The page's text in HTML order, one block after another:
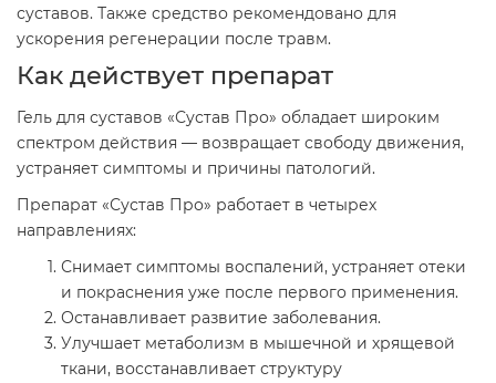
суставов. Также средство рекомендовано для
ускорения регенерации после травм.
Как действует препарат
Гель для суставов «Сустав Про» обладает широким
спектром действия — возвращает свободу движения,
устраняет симптомы и причины патологий.
Препарат «Сустав Про» работает в четырех
направлениях:
Снимает симптомы воспалений, устраняет отеки
и покраснения уже после первого применения.
Останавливает развитие заболевания.
Улучшает метаболизм в мышечной и хрящевой
ткани, восстанавливает структуру